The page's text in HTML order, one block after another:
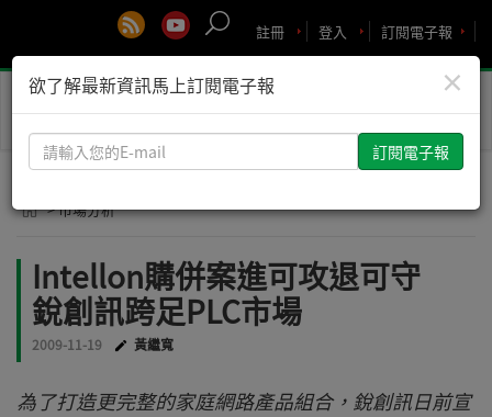
訂閱電子報
登入
註冊
Toggle
> 市場分析
Intellon購併案進可攻退可守
銳創訊跨足PLC市場
2009-11-19 黃繼寬
為了打造更完整的家庭網路產品組合，銳創訊日前宣
×
欲了解最新資訊馬上訂閱電子報
請
輸
您
E-
mail